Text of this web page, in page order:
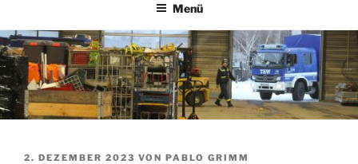
Menü
VERÖFFENTLICHT
2. DEZEMBER 2023 VON PABLO GRIMM